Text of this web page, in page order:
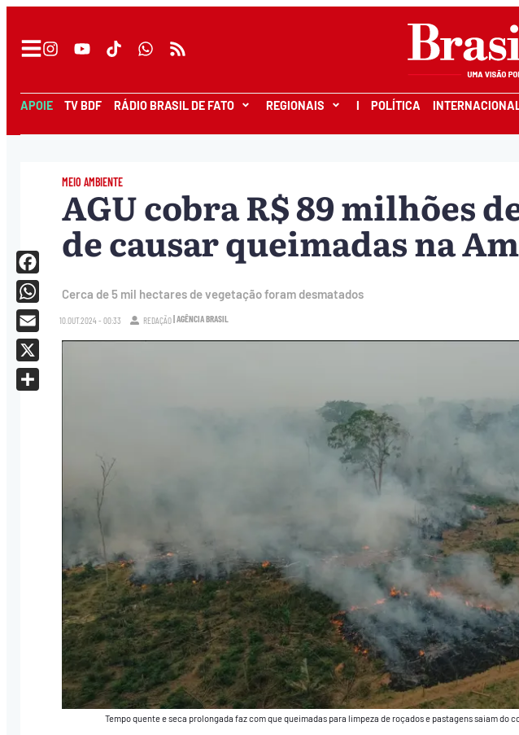
APOIE TV BDF RÁDIO BRASIL DE FATO REGIONAIS I POLÍTICA
MEIO AMBIENTE
AGU cobra R$ 89 milhões
de causar queimadas na
Cerca de 5 mil hectares de vegetação foram desmatados
10.OUT.2024 - 00:33 REDAÇÃO| AGÊNCIA BRASIL
Tempo quente e seca prolongada faz com que queimadas para limpeza de roçados e pastagens saiam do
Facebook
WhatsApp
Email
X